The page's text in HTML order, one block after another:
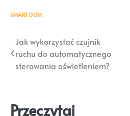
SMART DOM
Nawigacja
wpisu
Jak wykorzystać czujnik
ruchu do automatycznego
sterowania oświetleniem?
Przeczytaj